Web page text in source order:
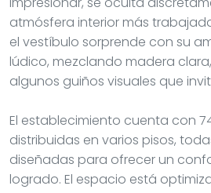
atmósfera interior más
el vestíbulo sorprende con su
lúdico, mezclando madera
algunos guiños visuales que
El establecimiento cuenta con
distribuidas en varios pisos,
diseñadas para ofrecer un
logrado. El espacio está